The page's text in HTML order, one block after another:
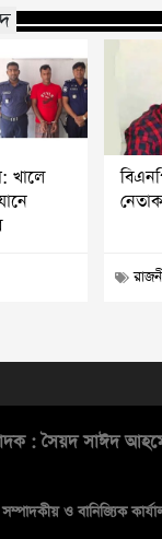
খালে
: সৈয়দ সাঈদ
সম্পাদকীয় ও বানিজ্যিক